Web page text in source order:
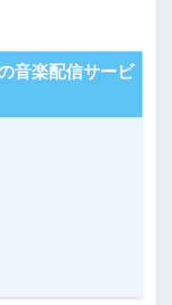
音楽配信サービ